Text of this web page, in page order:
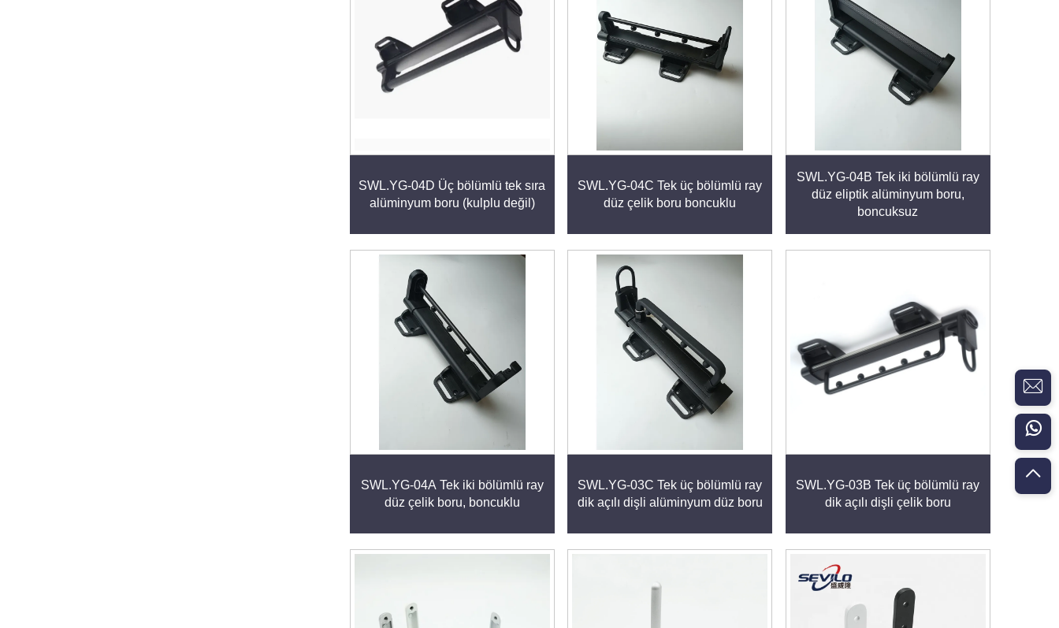
SWL.YG-04D Üç bölümlü tek sıra
alüminyum boru (kulplu değil)
SWL.YG-04C Tek üç bölümlü ray
düz çelik boru boncuklu
SWL.YG-04B Tek iki bölümlü ray
düz eliptik alüminyum boru,
boncuksuz
SWL.YG-04A Tek iki bölümlü ray
düz çelik boru, boncuklu
SWL.YG-03C Tek üç bölümlü ray
dik açılı dişli alüminyum düz boru
SWL.YG-03B Tek üç bölümlü ray
dik açılı dişli çelik boru